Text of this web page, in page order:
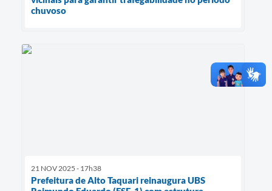
chuvoso
21 NOV 2025 - 17h38
Prefeitura de Alto Taquari reinaugura UBS